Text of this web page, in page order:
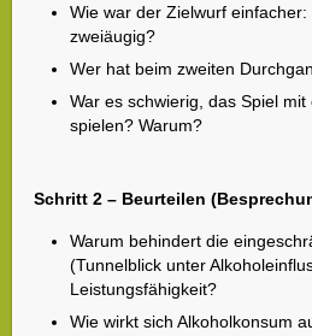
Wie war der Zielwurf
zweiäugig?
Wer hat beim zweiten
War es schwierig, das Spiel
spielen? Warum?
Schritt 2 – Beurteilen
Warum behindert die
(Tunnelblick unter
Leistungsfähigkeit?
Wie wirkt sich Alkoholkonsum